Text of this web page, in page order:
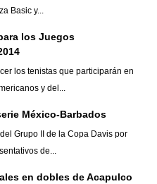
Basic y...
los Juegos
los tenistas que participarán en
y del...
México-Barbados
Grupo II de la Copa Davis por
de...
en dobles de Acapulco